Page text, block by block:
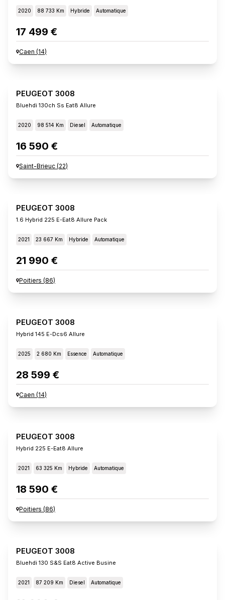
2020 88 733 Km Hybride Automatique
17 499 €
Caen (14)
PEUGEOT 3008
Bluehdi 130ch Ss Eat8 Allure
2020 98 514 Km Diesel Automatique
16 590 €
Saint-Brieuc (22)
PEUGEOT 3008
1.6 Hybrid 225 E-Eat8 Allure Pack
2021 23 667 Km Hybride Automatique
21 990 €
Poitiers (86)
PEUGEOT 3008
Hybrid 145 E-Dcs6 Allure
2025 2 680 Km Essence Automatique
28 599 €
Caen (14)
PEUGEOT 3008
Hybrid 225 E-Eat8 Allure
2021 63 325 Km Hybride Automatique
18 590 €
Poitiers (86)
PEUGEOT 3008
Bluehdi 130 S&s Eat8 Active Busine
2021 87 209 Km Diesel Automatique